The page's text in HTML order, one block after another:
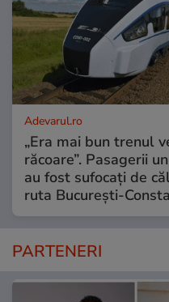
Adevarul.ro
„Era mai bun trenul
răcoare”. Pasagerii
au fost sufocați de
ruta București-
PARTENERI